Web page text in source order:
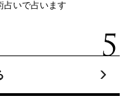
占いで占います